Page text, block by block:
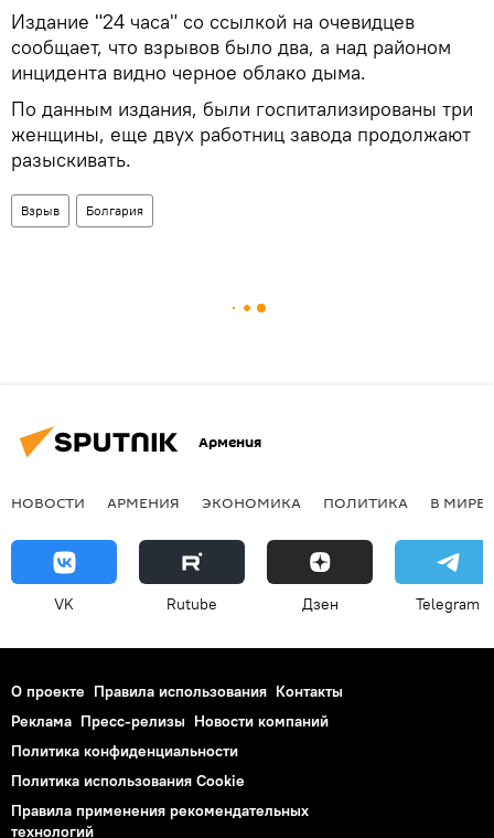
Издание "24 часа" со ссылкой на очевидцев
сообщает, что взрывов было два, а над районом
инцидента видно черное облако дыма.
По данным издания, были госпитализированы три
женщины, еще двух работниц завода продолжают
разыскивать.
Взрыв Болгария
Армения
НОВОСТИ АРМЕНИЯ ЭКОНОМИКА ПОЛИТИКА В МИРЕ
VK Rutube Дзен Telegram
О проекте Правила использования Контакты
Реклама Пресс-релизы Новости компаний
Политика конфиденциальности
Политика использования Cookie
Правила применения рекомендательных
технологий